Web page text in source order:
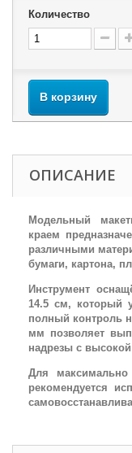
Количество
В корзину
ОПИСАНИЕ
Модельный
краем
различными
бумаги, картона,
Инструмент
14.5 см, который
полный контроль
мм позволяет
надрезы с
Для
рекомендуется